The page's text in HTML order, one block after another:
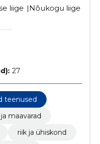
liige Nõukogu liige
27
teenused
maavarad
riik ja ühiskond